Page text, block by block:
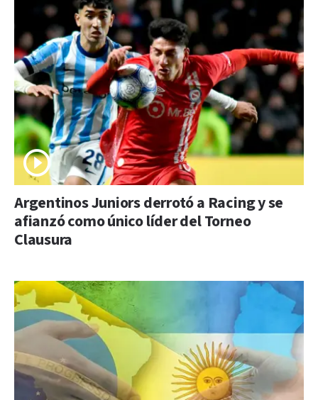
Argentinos Juniors derrotó a Racing y se
afianzó como único líder del Torneo
Clausura